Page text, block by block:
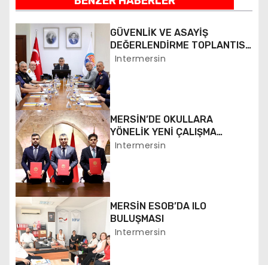
ı
g
e
z
i
n
m
e
s
i
GÜVENLİK VE ASAYİŞ
DEĞERLENDİRME TOPLANTISI
YAPILDI
Intermersin
MERSİN’DE OKULLARA
YÖNELİK YENİ ÇALIŞMA
BAŞLATILDI
Intermersin
MERSİN ESOB’DA ILO
BULUŞMASI
Intermersin